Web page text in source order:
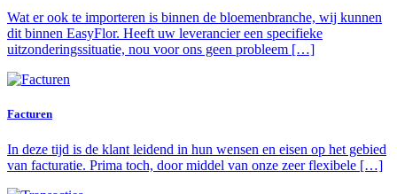
Wat er ook te importeren is binnen de bloemenbranche, wij kunnen
dit binnen EasyFlor. Heeft uw leverancier een specifieke
uitzonderingssituatie, nou voor ons geen probleem […]
Facturen
In deze tijd is de klant leidend in hun wensen en eisen op het gebied
van facturatie. Prima toch, door middel van onze zeer flexibele […]